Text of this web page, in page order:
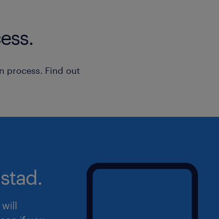
open en no-nonsense cultuur. Er
Begrijpelijk dat je interesse hebt in
snel bij en solliciteer direct!
process. Find out
will